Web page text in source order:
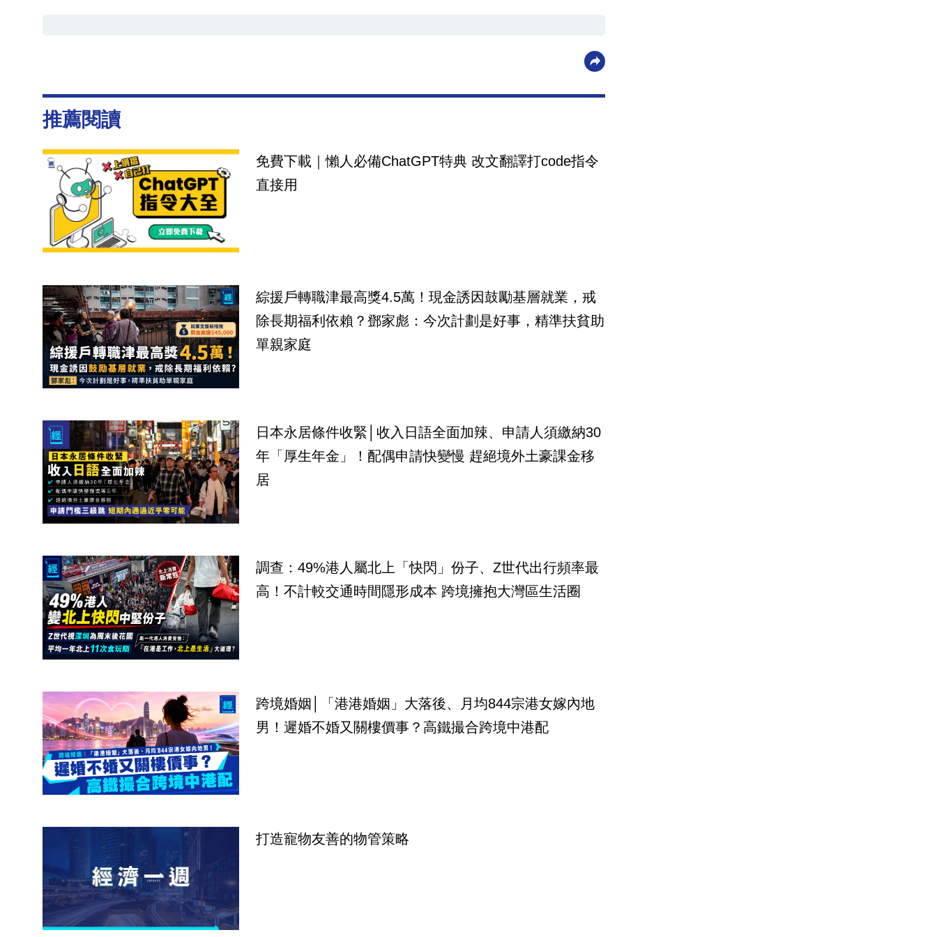
推薦閱讀
免費下載｜懶人必備ChatGPT特典 改文翻譯打code指令
直接用
綜援戶轉職津最高獎4.5萬！現金誘因鼓勵基層就業，戒
除長期福利依賴？鄧家彪：今次計劃是好事，精準扶貧助
單親家庭
日本永居條件收緊│收入日語全面加辣、申請人須繳納30
年「厚生年金」！配偶申請快變慢 趕絕境外土豪課金移
居
調查：49%港人屬北上「快閃」份子、Z世代出行頻率最
高！不計較交通時間隱形成本 跨境擁抱大灣區生活圈
跨境婚姻│「港港婚姻」大落後、月均844宗港女嫁內地
男！遲婚不婚又關樓價事？高鐵撮合跨境中港配
打造寵物友善的物管策略